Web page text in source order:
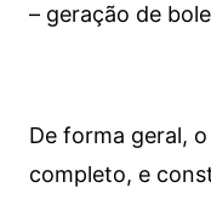
– geração de
De forma geral,
completo, e